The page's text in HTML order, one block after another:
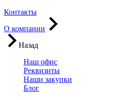
Контакты
О компании
Назад
Наш офис
Реквизиты
Наши закупки
Блог